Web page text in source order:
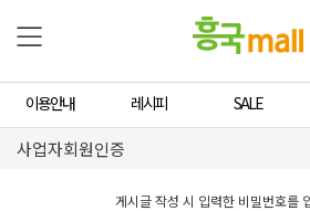
이용안내 레시피 SALE
사업자회원인증
게시글 작성 시 입력한 비밀번호를